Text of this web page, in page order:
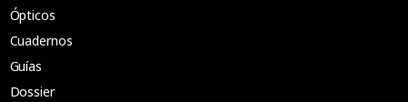
Ópticos
Cuadernos
Guías
Dossier